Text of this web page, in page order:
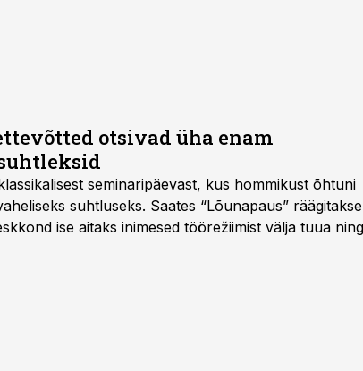
otsivad üha enam
seminaripäevast, kus hommikust õhtuni
suhtluseks. Saates “Lõunapaus”
ise aitaks inimesed töörežiimist välja tuua ning